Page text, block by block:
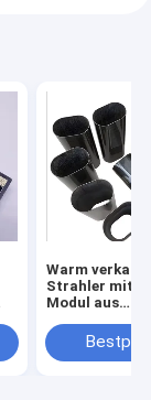
Warm
Strahler mit
Modul aus